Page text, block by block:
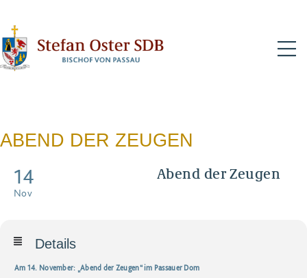
ABEND DER ZEUGEN
14
Nov
Abend der Zeugen
Details
Am 14. November: „Abend der Zeugen“ im Passauer Dom